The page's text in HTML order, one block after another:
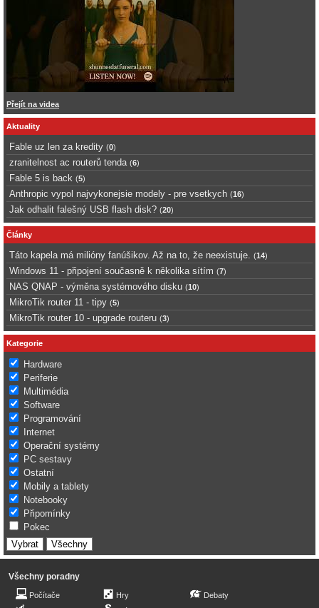
Přejít na videa
Aktuality
Fable uz len za kredity (0)
zranitelnost ac routerů tenda (6)
Fable 5 is back (5)
Anthropic vypol najvykonejsie modely - pre vsetkych (16)
Jak odhalit falešný USB flash disk? (20)
Články
Táto kapela má milióny fanúšikov. Až na to, že neexistuje. (14)
Windows 11 - připojení současně k několika sítím (7)
NAS QNAP - výměna systémového disku (10)
MikroTik router 11 - tipy (5)
MikroTik router 10 - upgrade routeru (3)
Kategorie
Hardware
Periferie
Multimédia
Software
Programování
Internet
Operační systémy
PC sestavy
Ostatní
Mobily a tablety
Notebooky
Připomínky
Pokec
Všechny poradny
Počítače
Hry
Debaty